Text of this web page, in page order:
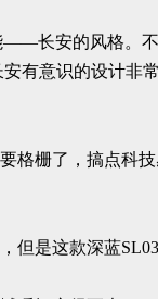
长安的风格。
有意识的设计
栅了，搞点科
是这款深蓝